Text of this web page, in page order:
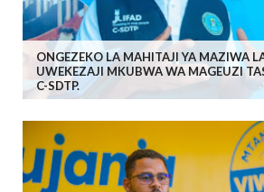
ONGEZEKO LA MAHITAJI YA MAZIWA
UWEKEZAJI MKUBWA WA MAGEUZI
C-SDTP.